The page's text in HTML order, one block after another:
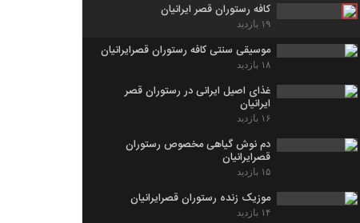
كافه رستوران قصر ايرانيان
۱۹ بازدید
موسیقی سنتی کافه رستوران قصرایرانیان
۱۸ بازدید
غذای اصیل ایرانی در رستوران قصر
ایرانیان
۱۶ بازدید
دم نوش گیاهی مخصوص رستوران
قصرایرانیان
۱۵ بازدید
موزیک زنده رستوران قصرایرانیان
۱۴ بازدید